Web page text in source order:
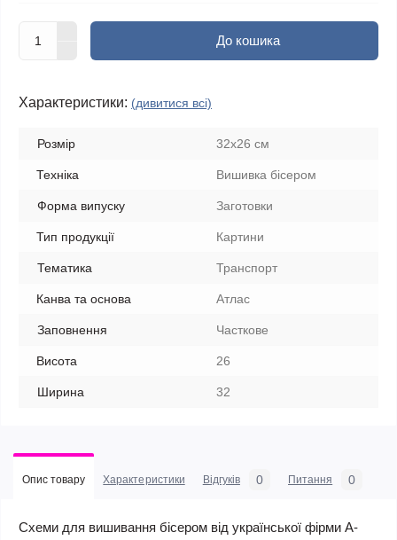
До кошика
Характеристики: (дивитися всі)
Розмір 32х26 см
Техніка Вишивка бісером
Форма випуску Заготовки
Тип продукції Картини
Тематика Транспорт
Канва та основа Атлас
Заповнення Часткове
Висота 26
Ширина 32
Опис товару Характеристики Відгуків 0 Питання 0
Схеми для вишивання бісером від української фірми А-